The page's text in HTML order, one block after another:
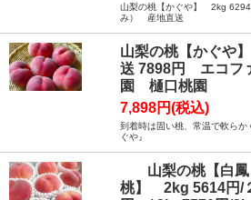
山梨の桃【かぐや】 2kg 6294
み） 産地直送
山梨の桃【かぐ
送 7898円 エコフ
園 樋口桃園
7,898円(税込)
到着時は固い桃、常温で軟ら
ぐや』
山梨の桃【白
桃】 2kg 5614円/